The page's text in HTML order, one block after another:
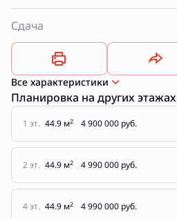
Сдача
Все характеристики
Планировка на других этажах
1 эт. 44.9 м2 4 900 000 руб.
2 эт. 44.9 м2 4 990 000 руб.
4 эт. 44.9 м2 4 990 000 руб.